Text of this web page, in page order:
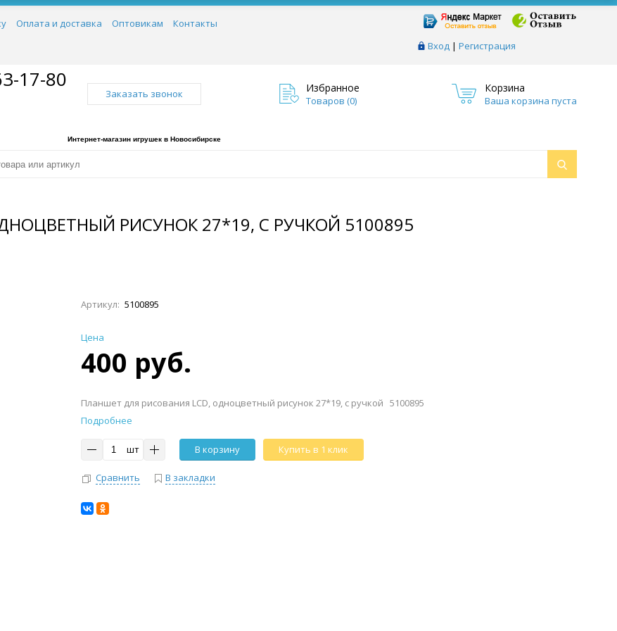
Вход | Регистрация
Оплата и доставка Оптовикам Контакты
17-80
Заказать звонок Избранное
Товаров (0)
Корзина
Ваша корзина пуста
Интернет-магазин игрушек в Новосибирске
РИСУНОК 27*19, С РУЧКОЙ 5100895
Артикул: 5100895
Цена
400 руб.
Планшет для рисования LСD, одноцветный рисунок 27*19, с ручкой 5100895
Подробнее
шт В корзину Купить в 1 клик
Сравнить В закладки